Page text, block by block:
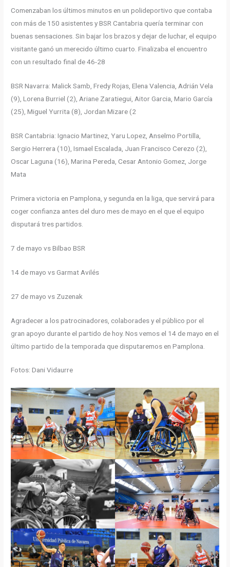
Comenzaban los últimos minutos en un polideportivo que contaba
con más de 150 asistentes y BSR Cantabria quería terminar con
buenas sensaciones. Sin bajar los brazos y dejar de luchar, el equipo
visitante ganó un merecido último cuarto. Finalizaba el encuentro
con un resultado final de 46-28
BSR Navarra: Malick Samb, Fredy Rojas, Elena Valencia, Adrián Vela
(9), Lorena Burriel (2), Ariane Zaratiegui, Aitor Garcia, Mario García
(25), Miguel Yurrita (8), Jordan Mizare (2
BSR Cantabria: Ignacio Martinez, Yaru Lopez, Anselmo Portilla,
Sergio Herrera (10), Ismael Escalada, Juan Francisco Cerezo (2),
Oscar Laguna (16), Marina Pereda, Cesar Antonio Gomez, Jorge
Mata
Primera victoria en Pamplona, y segunda en la liga, que servirá para
coger confianza antes del duro mes de mayo en el que el equipo
disputará tres partidos.
7 de mayo vs Bilbao BSR
14 de mayo vs Garmat Avilés
27 de mayo vs Zuzenak
Agradecer a los patrocinadores, colaborades y el público por el
gran apoyo durante el partido de hoy. Nos vemos el 14 de mayo en el
último partido de la temporada que disputaremos en Pamplona.
Fotos: Dani Vidaurre